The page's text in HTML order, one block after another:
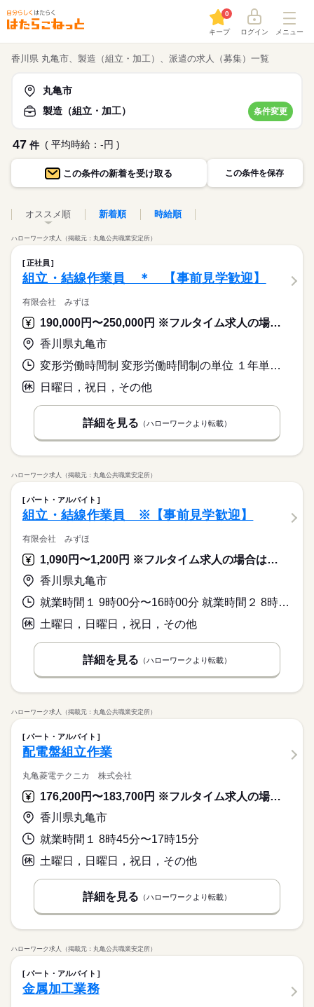
キープ
0
ログイン メニュー
香川県 丸亀市、製造（組立・加工）、派遣の求人（募集）一覧
丸亀市
製造（組立・加工）
条件変更
47 件 ( 平均時給：-円 )
この条件の新着を受け取る この条件を保存
オススメ順 新着順 時給順
ハローワーク求人（掲載元：丸亀公共職業安定所）
正社員
組立・結線作業員 ＊ 【事前見学歓迎】
有限会社 みずほ
190,000円〜250,000円 ※フルタイム求人の場合は月額（換算額）、パート求人の場合は時間額を表示しています。
香川県丸亀市
変形労働時間制 変形労働時間制の単位 １年単位 就業時間１ 8時30分〜17時20分
日曜日，祝日，その他
詳細を見る （ハローワークより転載）
ハローワーク求人（掲載元：丸亀公共職業安定所）
パート・アルバイト
組立・結線作業員 ※【事前見学歓迎】
有限会社 みずほ
1,090円〜1,200円 ※フルタイム求人の場合は月額（換算額）、パート求人の場合は時間額を表示しています。
香川県丸亀市
就業時間１ 9時00分〜16時00分 就業時間２ 8時30分〜17時20分 就業時間３ 9時00分〜15時00分 又は 8時30分〜17時20分の時間の間の5時間以上 就業時間に関する特記事項 ★始業開始時間は８：３０～、もしくは９：００～で実働５時間以
土曜日，日曜日，祝日，その他
詳細を見る （ハローワークより転載）
ハローワーク求人（掲載元：丸亀公共職業安定所）
パート・アルバイト
配電盤組立作業
丸亀菱電テクニカ 株式会社
176,200円〜183,700円 ※フルタイム求人の場合は月額（換算額）、パート求人の場合は時間額を表示しています。
香川県丸亀市
就業時間１ 8時45分〜17時15分
土曜日，日曜日，祝日，その他
詳細を見る （ハローワークより転載）
ハローワーク求人（掲載元：丸亀公共職業安定所）
パート・アルバイト
金属加工業務